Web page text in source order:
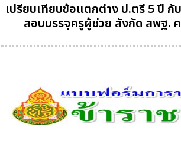
เปรียบเทียบข้อแตกต่าง ป.ตรี 5 ปี กั
สอบบรรจุครูผู้ช่วย สังกัด สพฐ.